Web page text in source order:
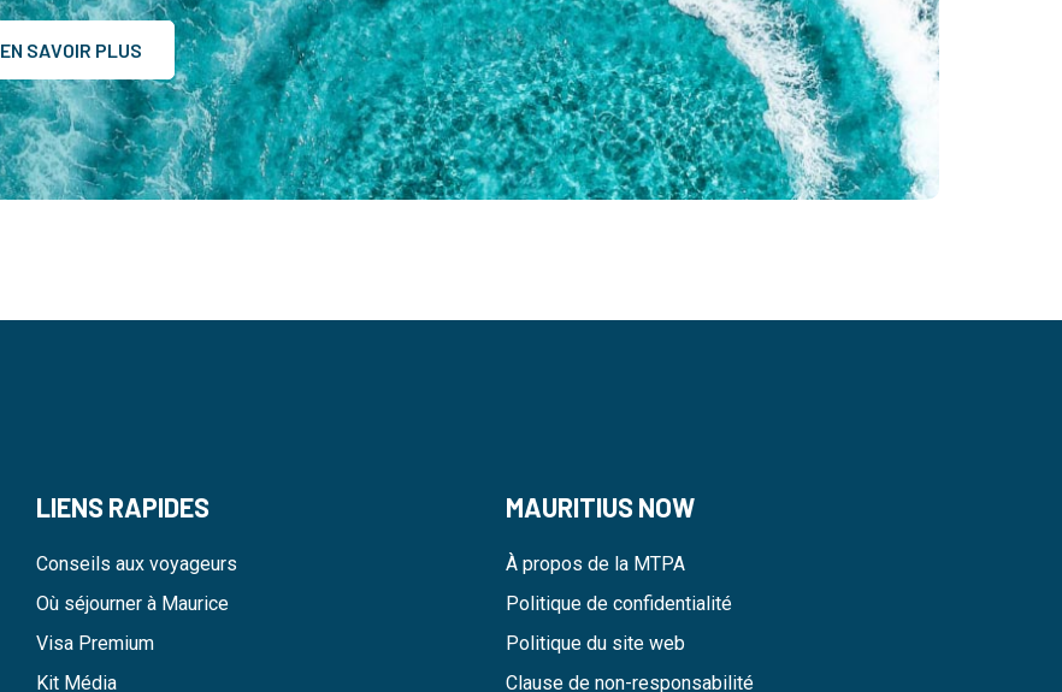
EN SAVOIR PLUS
LIENS RAPIDES
Conseils aux voyageurs
Où séjourner à Maurice
Visa Premium
Kit Média
MAURITIUS NOW
À propos de la MTPA
Politique de confidentialité
Politique du site web
Clause de non-responsabilité